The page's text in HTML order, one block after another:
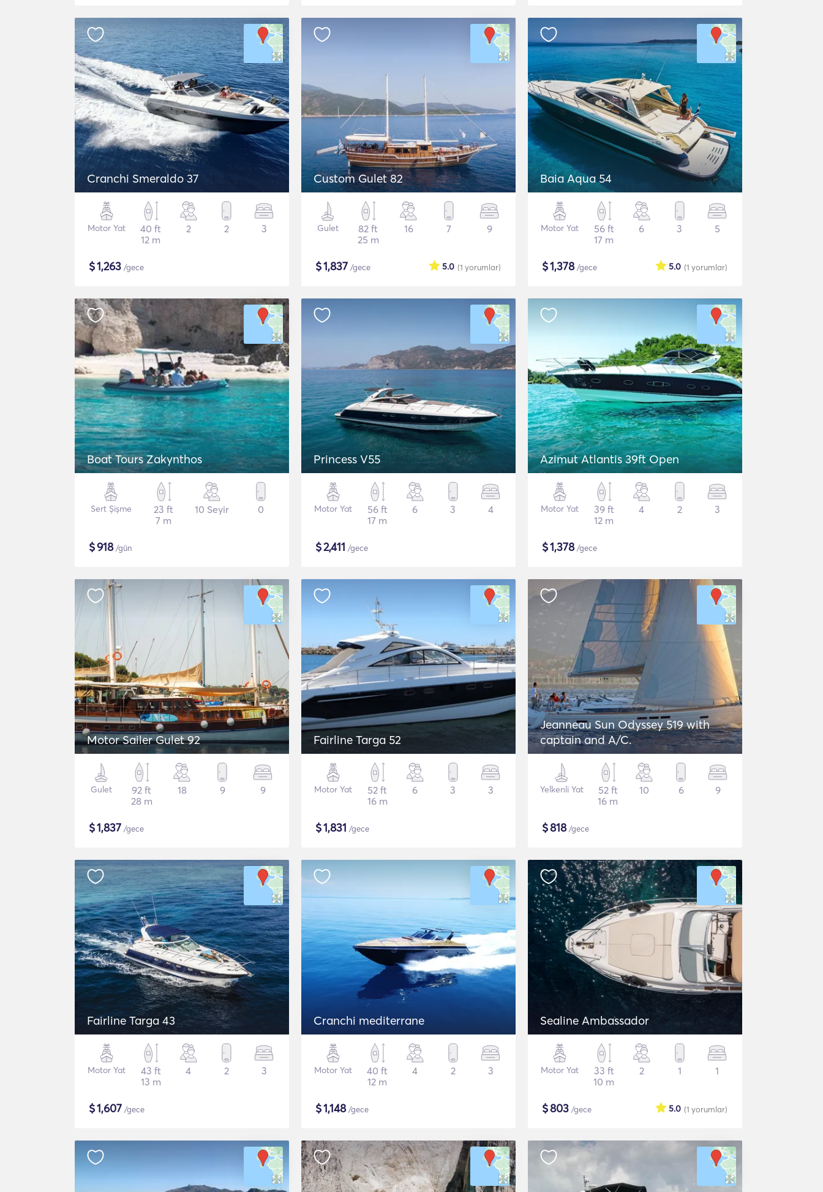
Cranchi Smeraldo 37
Motor Yat
40 ft
12 m
2 2 3
$1,263 /gece
Custom Gulet 82
Gulet
82 ft
25 m
16 7 9
$1,837 /gece (1 yorumlar)
5.0
Baia Aqua 54
Motor Yat
56 ft
17 m
6 3 5
$1,378/gece (1 yorumlar)
5.0
Boat Tours Zakynthos
Sert Şişme
23 ft
7 m
10 Seyir 0
$918/gün
Princess V55
Motor Yat
56 ft
17 m
6 3 4
$2,411 /gece
Azimut Atlantis 39ft Open
Motor Yat
39 ft
12 m
4 2 3
$1,378/gece
Motor Sailer Gulet 92
Gulet
92 ft
28 m
18 9 9
$1,837 /gece
Fairline Targa 52
Motor Yat
52 ft
16 m
6 3 3
$1,831 /gece
Jeanneau Sun Odyssey 519 with
captain and A/C.
Yelkenli Yat
52 ft
16 m
10 6 9
$818/gece
Fairline Targa 43
Motor Yat
43 ft
13 m
4 2 3
$1,607 /gece
Cranchi mediterrane
Motor Yat
40 ft
12 m
4 2 3
$1,148/gece
Sealine Ambassador
Motor Yat
33 ft
10 m
2 1 1
$803 /gece (1 yorumlar)
5.0